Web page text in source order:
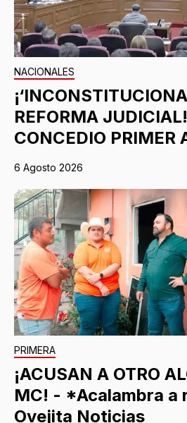
NACIONALES
REFORMA
CONCEDIO PRIMER
6 Agosto 2026
PRIMERA
¡ACUSAN A OTRO
MC! - *Acalambra a
Ovejita Noticias